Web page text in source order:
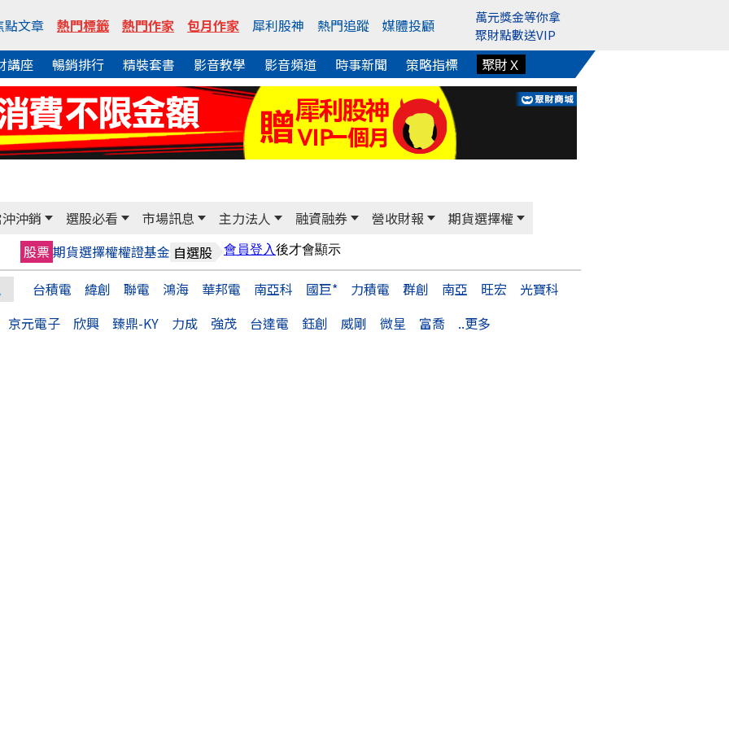
點文章 熱門標籤 熱門作家 包月作家 犀利股神 熱門追蹤 媒體投顧
萬元獎金等你拿
聚財點數送VIP
講座 暢銷排行 精裝套書 影音教學 影音頻道 時事新聞 策略指標 聚財Ｘ
沖銷 選股必看 市場訊息 主力法人 融資融券 營收財報
期貨選擇權
股票期貨選擇權權證基金 自選股
台積電
緯創 聯電 鴻海 華邦電 南亞科 國巨* 力積電 群創 南亞 旺宏
光寶科
京元電子
欣興 臻鼎-KY 力成 強茂 台達電 鈺創 威剛 微星 富喬 ..更多